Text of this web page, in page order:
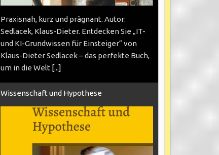
Praxisnah, kurz und prägnant. Autor:
Sedlacek, Klaus-Dieter. Entdecken Sie „IT-
und KI-Grundwissen für Einsteiger“ von
Klaus-Dieter Sedlacek – das perfekte Buch,
um in die Welt [...]
Wissenschaft und Hypothese